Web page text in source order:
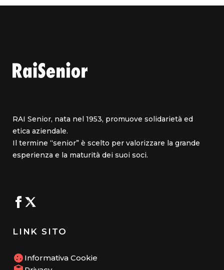
RAI Senior, nata nel 1953, promuove solidarietà ed
etica aziendale.
Il termine “senior” è scelto per valorizzare la grande
esperienza e la maturità dei suoi soci.
LINK SITO
Informativa Cookie